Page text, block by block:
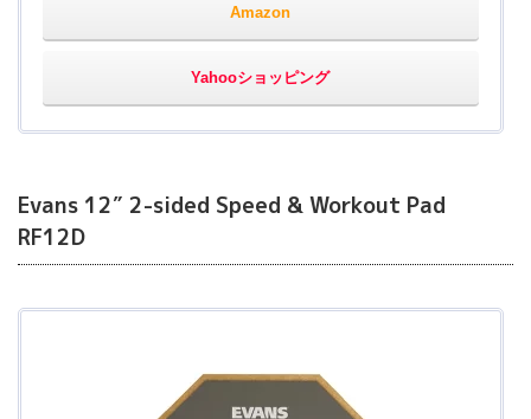
Amazon
Yahooショッピング
Evans 12″ 2-sided Speed & Workout Pad
RF12D